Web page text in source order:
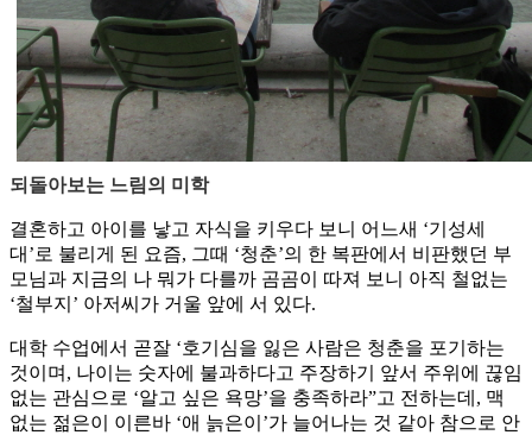
되돌아보는 느림의 미학
결혼하고 아이를 낳고 자식을 키우다 보니 어느새 ‘기성세
대’로 불리게 된 요즘, 그때 ‘청춘’의 한 복판에서 비판했던 부
모님과 지금의 나 뭐가 다를까 곰곰이 따져 보니 아직 철없는
‘철부지’ 아저씨가 거울 앞에 서 있다.
대학 수업에서 곧잘 ‘호기심을 잃은 사람은 청춘을 포기하는
것이며, 나이는 숫자에 불과하다고 주장하기 앞서 주위에 끊임
없는 관심으로 ‘알고 싶은 욕망’을 충족하라”고 전하는데, 맥
없는 젊은이 이른바 ‘애 늙은이’가 늘어나는 것 같아 참으로 안